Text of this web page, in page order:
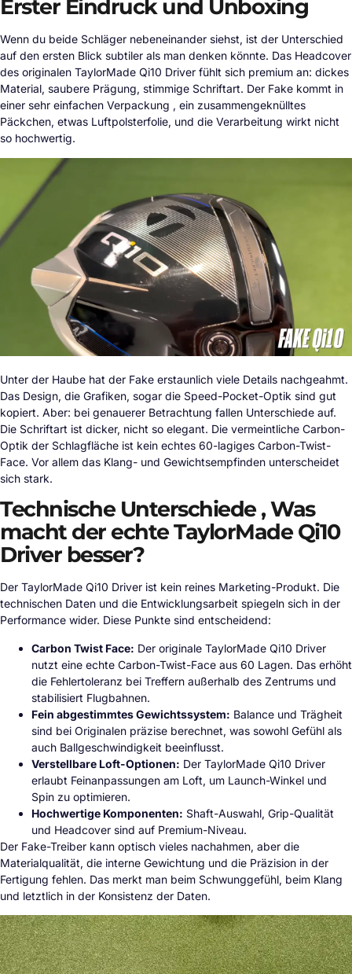
Erster Eindruck und Unboxing
Wenn du beide Schläger nebeneinander siehst, ist der Unterschied
auf den ersten Blick subtiler als man denken könnte. Das Headcover
des originalen TaylorMade Qi10 Driver fühlt sich premium an: dickes
Material, saubere Prägung, stimmige Schriftart. Der Fake kommt in
einer sehr einfachen Verpackung , ein zusammengeknülltes
Päckchen, etwas Luftpolsterfolie, und die Verarbeitung wirkt nicht
so hochwertig.
Unter der Haube hat der Fake erstaunlich viele Details nachgeahmt.
Das Design, die Grafiken, sogar die Speed-Pocket-Optik sind gut
kopiert. Aber: bei genauerer Betrachtung fallen Unterschiede auf.
Die Schriftart ist dicker, nicht so elegant. Die vermeintliche Carbon-
Optik der Schlagfläche ist kein echtes 60-lagiges Carbon-Twist-
Face. Vor allem das Klang- und Gewichtsempfinden unterscheidet
sich stark.
Technische Unterschiede , Was
macht der echte TaylorMade Qi10
Driver besser?
Der TaylorMade Qi10 Driver ist kein reines Marketing-Produkt. Die
technischen Daten und die Entwicklungsarbeit spiegeln sich in der
Performance wider. Diese Punkte sind entscheidend:
Carbon Twist Face: Der originale TaylorMade Qi10 Driver
nutzt eine echte Carbon-Twist-Face aus 60 Lagen. Das erhöht
die Fehlertoleranz bei Treffern außerhalb des Zentrums und
stabilisiert Flugbahnen.
Fein abgestimmtes Gewichtssystem: Balance und Trägheit
sind bei Originalen präzise berechnet, was sowohl Gefühl als
auch Ballgeschwindigkeit beeinflusst.
Verstellbare Loft-Optionen: Der TaylorMade Qi10 Driver
erlaubt Feinanpassungen am Loft, um Launch-Winkel und
Spin zu optimieren.
Hochwertige Komponenten: Shaft-Auswahl, Grip-Qualität
und Headcover sind auf Premium-Niveau.
Der Fake-Treiber kann optisch vieles nachahmen, aber die
Materialqualität, die interne Gewichtung und die Präzision in der
Fertigung fehlen. Das merkt man beim Schwunggefühl, beim Klang
und letztlich in der Konsistenz der Daten.